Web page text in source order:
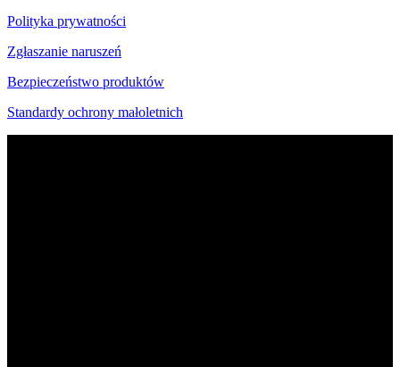
Polityka prywatności
Zgłaszanie naruszeń
Bezpieczeństwo produktów
Standardy ochrony małoletnich